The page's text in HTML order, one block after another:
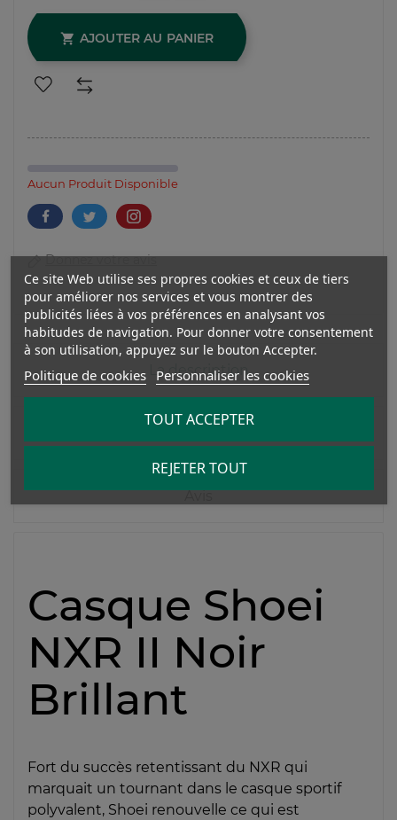
 AJOUTER AU PANIER
Aucun Produit Disponible
Donnez votre avis
La description
Casque Shoei
NXR II Noir
Brillant
Fort du succès retentissant du NXR qui
marquait un tournant dans le casque sportif
polyvalent, Shoei renouvelle ce qui est
Ce site Web utilise ses propres cookies et ceux de tiers
pour améliorer nos services et vous montrer des
publicités liées à vos préférences en analysant vos
habitudes de navigation. Pour donner votre consentement
à son utilisation, appuyez sur le bouton Accepter.
Politique de cookies Personnaliser les cookies
REJETER TOUT
TOUT ACCEPTER